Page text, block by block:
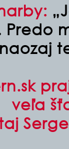
Predo
veľa